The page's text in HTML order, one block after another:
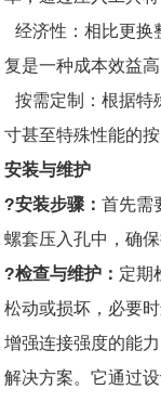
经济性：相比更换
复是一种成本效益高
按需定制：根据特
寸甚至特殊性能的按
安装与维护
?安装步骤：首先需
螺套压入孔中，确保
?检查与维护： 定期
松动或损坏，必要
增强连接强度的能
解决方案。它通过